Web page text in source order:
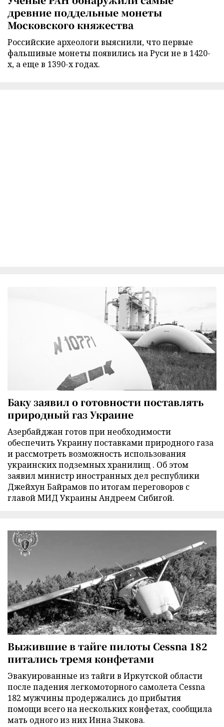
древние поддельные монеты
Московского княжества
Российские археологи выяснили, что первые
фальшивые монеты появились на Руси не в 1420-
х, а еще в 1390-х годах.
Баку заявил о готовности поставлять
природный газ Украине
Азербайджан готов при необходимости
обеспечить Украину поставками природного газа
и рассмотреть возможность использования
украинских подземных хранилищ . Об этом
заявил министр иностранных дел республики
Джейхун Байрамов по итогам переговоров с
главой МИД Украины Андреем Сибигой.
Выжившие в тайге пилоты Cessna 182
питались тремя конфетами
Эвакуированные из тайги в Иркутской области
после падения легкомоторного самолета Cessna
182 мужчины продержались до прибытия
помощи всего на нескольких конфетах, сообщила
мать одного из них Инна Зыкова.